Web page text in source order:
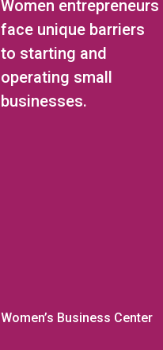
Women entrepreneurs
face unique barriers
to starting and
operating small
businesses.
Women’s Business Center